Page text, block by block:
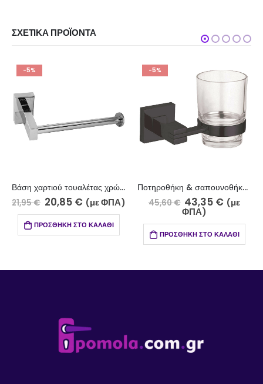
ΣΧΕΤΙΚΆ ΠΡΟΪΌΝΤΑ
-5%
Βάση χαρτιού τουαλέτας χρώμιο 9900-5/2Z
21,95€ 20,85 € (με ΦΠΑ)
ΠΡΟΣΘΉΚΗ ΣΤΟ ΚΑΛΆΘΙ
-5%
Ποτηροθήκη & σαπουνοθήκη μαύρο 1200-7/6
45,60€ 43,35 € (με
ΦΠΑ)
ΠΡΟΣΘΉΚΗ ΣΤΟ ΚΑΛΆΘΙ